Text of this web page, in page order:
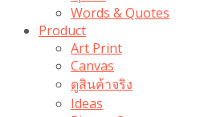
Words & Quotes
Product
Art Print
Canvas
ดูสินค้าจริง
Ideas